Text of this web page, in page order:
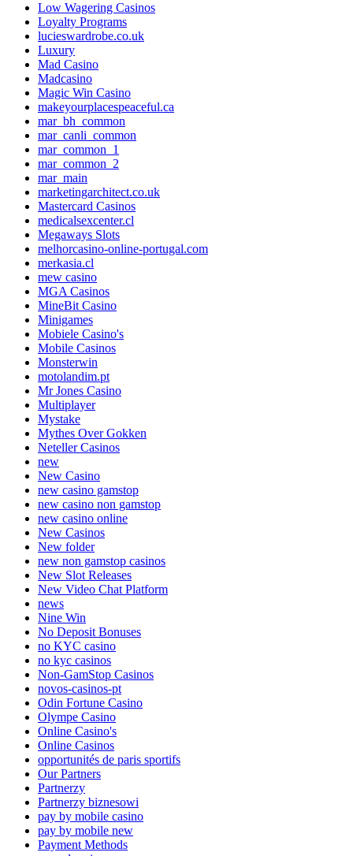
Low Wagering Casinos
Loyalty Programs
lucieswardrobe.co.uk
Luxury
Mad Casino
Madcasino
Magic Win Casino
makeyourplacespeaceful.ca
mar_bh_common
mar_canli_common
mar_common_1
mar_common_2
mar_main
marketingarchitect.co.uk
Mastercard Casinos
medicalsexcenter.cl
Megaways Slots
melhorcasino-online-portugal.com
merkasia.cl
mew casino
MGA Casinos
MineBit Casino
Minigames
Mobiele Casino's
Mobile Casinos
Monsterwin
motolandim.pt
Mr Jones Casino
Multiplayer
Mystake
Mythes Over Gokken
Neteller Casinos
new
New Casino
new casino gamstop
new casino non gamstop
new casino online
New Casinos
New folder
new non gamstop casinos
New Slot Releases
New Video Chat Platform
news
Nine Win
No Deposit Bonuses
no KYC casino
no kyc casinos
Non-GamStop Casinos
novos-casinos-pt
Odin Fortune Casino
Olympe Casino
Online Casino's
Online Casinos
opportunités de paris sportifs
Our Partners
Partnerzy
Partnerzy biznesowi
pay by mobile casino
pay by mobile new
Payment Methods